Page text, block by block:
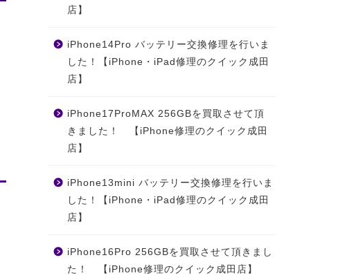
店】
iPhone14Pro バッテリー交換修理を行いま
した！【iPhone・iPad修理のクイック成田
店】
iPhone17ProMAX 256GBを買取させて頂
きました！ 【iPhone修理のクイック成田
店】
iPhone13mini バッテリー交換修理を行いま
した！【iPhone・iPad修理のクイック成田
店】
iPhone16Pro 256GBを買取させて頂きまし
た！ 【iPhone修理のクイック成田店】